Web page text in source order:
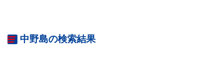
中野島の検索結果